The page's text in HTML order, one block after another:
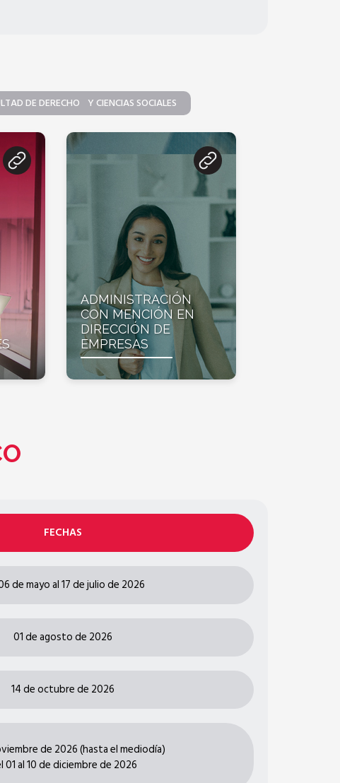
DE DERECHO Y CIENCIAS SOCIALES
ADMINISTRACIÓN
CON MENCIÓN EN
DIRECCIÓN DE
EMPRESAS
FECHAS
de mayo al 17 de julio de 2026
01 de agosto de 2026
14 de octubre de 2026
de 2026 (hasta el mediodía)
01 al 10 de diciembre de 2026